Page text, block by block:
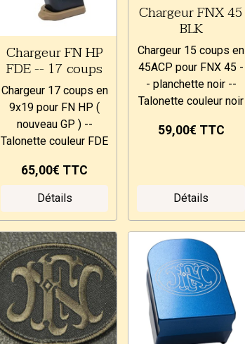
Chargeur FN HP
FDE -- 17 coups
Chargeur 17 coups en
9x19 pour FN HP (
nouveau GP ) --
Talonette couleur FDE
65,00€ TTC
Détails
Chargeur FNX 45
BLK
Chargeur 15 coups en
45ACP pour FNX 45 -
- planchette noir --
Talonette couleur noir
59,00€ TTC
Détails